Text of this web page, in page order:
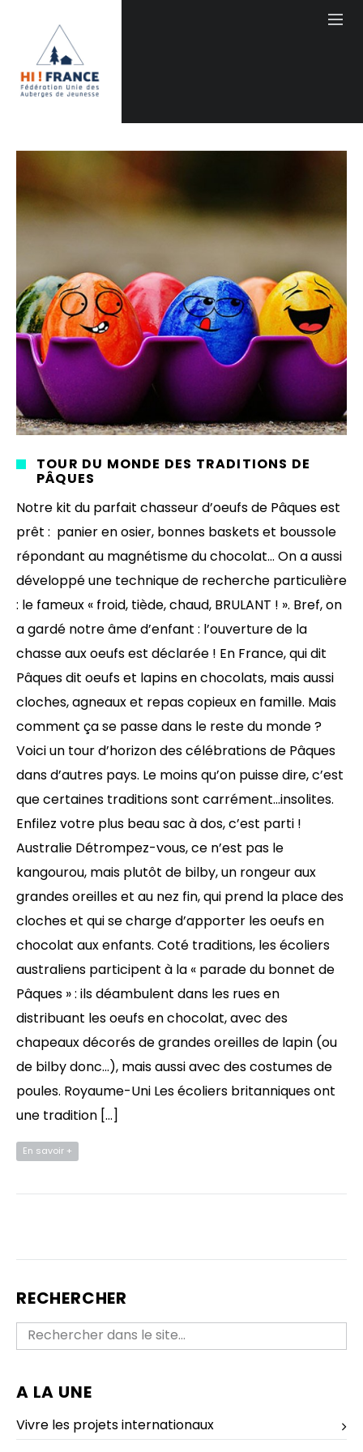
TOUR DU MONDE DES TRADITIONS DE
PÂQUES
Notre kit du parfait chasseur d’oeufs de Pâques est
prêt : panier en osier, bonnes baskets et boussole
répondant au magnétisme du chocolat… On a aussi
développé une technique de recherche particulière
: le fameux « froid, tiède, chaud, BRULANT ! ». Bref, on
a gardé notre âme d’enfant : l’ouverture de la
chasse aux oeufs est déclarée ! En France, qui dit
Pâques dit oeufs et lapins en chocolats, mais aussi
cloches, agneaux et repas copieux en famille. Mais
comment ça se passe dans le reste du monde ?
Voici un tour d’horizon des célébrations de Pâques
dans d’autres pays. Le moins qu’on puisse dire, c’est
que certaines traditions sont carrément…insolites.
Enfilez votre plus beau sac à dos, c’est parti !
Australie Détrompez-vous, ce n’est pas le
kangourou, mais plutôt de bilby, un rongeur aux
grandes oreilles et au nez fin, qui prend la place des
cloches et qui se charge d’apporter les oeufs en
chocolat aux enfants. Coté traditions, les écoliers
australiens participent à la « parade du bonnet de
Pâques » : ils déambulent dans les rues en
distribuant les oeufs en chocolat, avec des
chapeaux décorés de grandes oreilles de lapin (ou
de bilby donc…), mais aussi avec des costumes de
poules. Royaume-Uni Les écoliers britanniques ont
une tradition […]
En savoir +
RECHERCHER
A LA UNE
Vivre les projets internationaux